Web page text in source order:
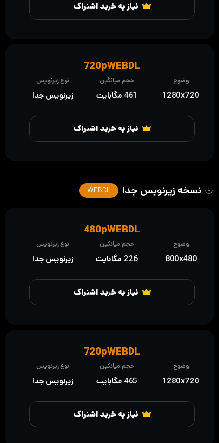
نیاز به خرید اشتراک
نیاز به خرید اشتراک
وضوح
1280x720
حجم میانگین
461 مگابایت
نوع زیرنویس
زیرنویس جدا
720pWEBDL
نسخه زیرنویس جدا WEBDL
نیاز به خرید اشتراک
وضوح
800x480
حجم میانگین
226 مگابایت
نوع زیرنویس
زیرنویس جدا
480pWEBDL
نیاز به خرید اشتراک
وضوح
1280x720
حجم میانگین
465 مگابایت
نوع زیرنویس
زیرنویس جدا
720pWEBDL